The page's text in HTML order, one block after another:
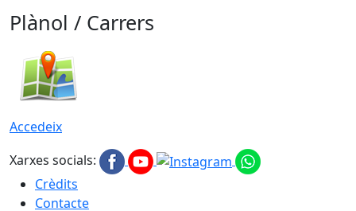
Plànol / Carrers
Accedeix
Xarxes socials:
Crèdits
Contacte